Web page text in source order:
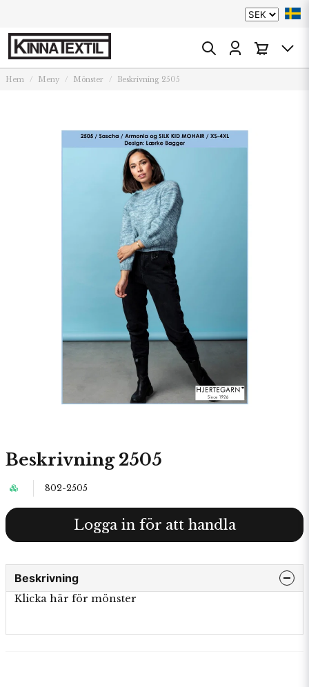
Hem Meny Mönster Beskrivning 2505
Beskrivning 2505
802-2505
Logga in för att handla
Beskrivning
Klicka här för mönster